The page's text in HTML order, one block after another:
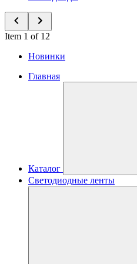
Item 1 of 12
Новинки
Главная
Каталог
Светодиодные ленты